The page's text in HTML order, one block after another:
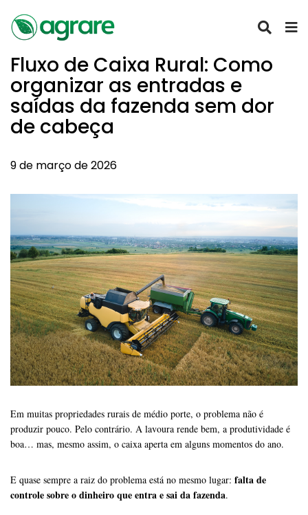
Fluxo de Caixa Rural: Como
organizar as entradas e
saídas da fazenda sem dor
de cabeça
9 de março de 2026
Em muitas propriedades rurais de médio porte, o problema não é
produzir pouco. Pelo contrário. A lavoura rende bem, a produtividade é
boa… mas, mesmo assim, o caixa aperta em alguns momentos do ano.
E quase sempre a raiz do problema está no mesmo lugar: falta de
controle sobre o dinheiro que entra e sai da fazenda.